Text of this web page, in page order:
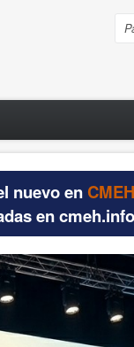
nuevo en
en cmeh.info